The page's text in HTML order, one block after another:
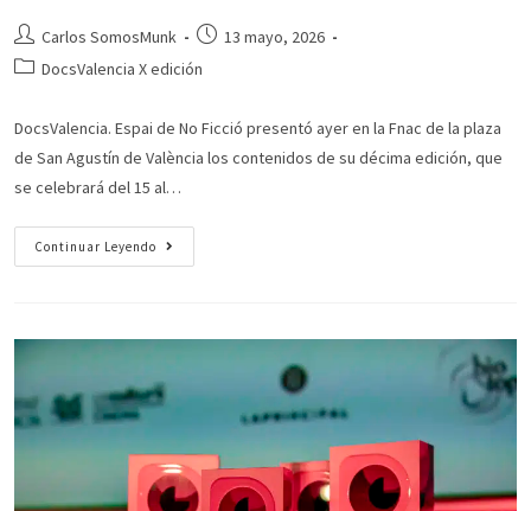
Carlos SomosMunk
13 mayo, 2026
DocsValencia X edición
DocsValencia. Espai de No Ficció presentó ayer en la Fnac de la plaza
de San Agustín de València los contenidos de su décima edición, que
se celebrará del 15 al…
Continuar Leyendo